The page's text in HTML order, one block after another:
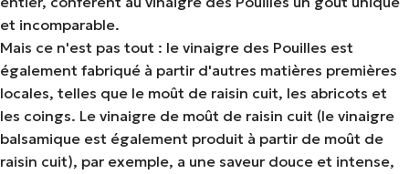
et incomparable.
Mais ce n'est pas tout : le vinaigre des Pouilles est
également fabriqué à partir d'autres matières premières
locales, telles que le moût de raisin cuit, les abricots et
les coings. Le vinaigre de moût de raisin cuit (le vinaigre
balsamique est également produit à partir de moût de
raisin cuit), par exemple, a une saveur douce et intense,